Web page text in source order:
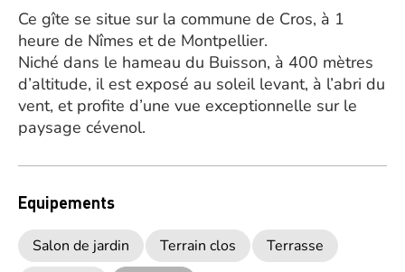
Ce gîte se situe sur la commune de Cros, à 1
heure de Nîmes et de Montpellier.
Niché dans le hameau du Buisson, à 400 mètres
d’altitude, il est exposé au soleil levant, à l’abri du
vent, et profite d’une vue exceptionnelle sur le
paysage cévenol.
Equipements
Salon de jardin Terrain clos
Terrasse